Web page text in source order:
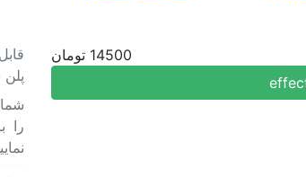
14500 تومان
را